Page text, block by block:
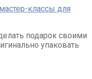
классы для
подарок своими
упаковать